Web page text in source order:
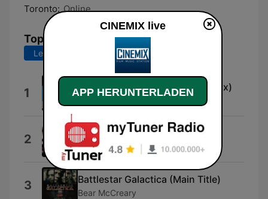
Toronto: Online
Top-Songs
Letzte 7 Tage Letzte 30 Tage
1 Budapest Underground (Cinemix)
2 Negligence
Roque Banos
3 Battlestar Galactica (Main Title)
Bear McCreary
CINEMIX live
APP HERUNTERLADEN